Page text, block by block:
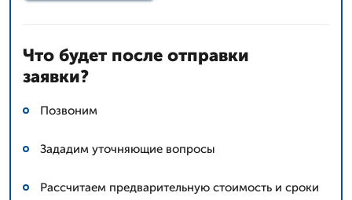
Что будет после отправки
заявки?
Позвоним
Зададим уточняющие вопросы
Рассчитаем предварительную стоимость и сроки